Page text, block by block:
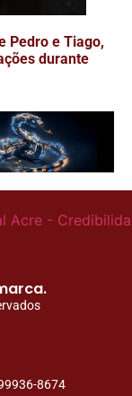
Pedro e Tiago,
durante
8674